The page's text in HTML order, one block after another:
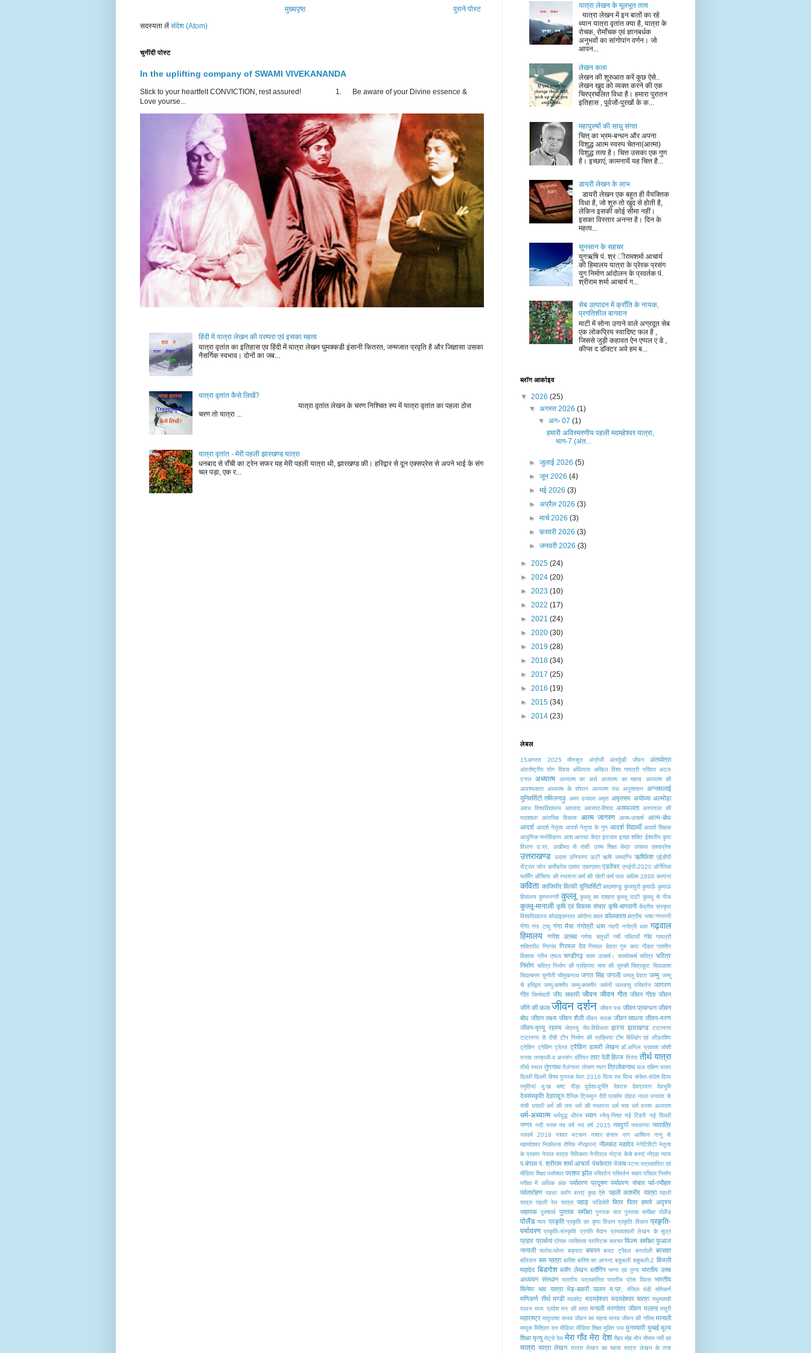
पुराने पोस्ट
मुख्यपृष्ठ
सदस्यता लें संदेश (Atom)
चुनींदी पोस्ट
In the uplifting company of SWAMI VIVEKANANDA
Stick to your heartfelt CONVICTION, rest assured! 1. Be aware of your Divine essence &
Love yourse...
हिंदी में यात्रा लेखन की परम्परा एवं इसका महत्व
यात्रा वृतांत का इतिहास एव हिंदी में यात्रा लेखन घुमक्कडी इंसानी फितरत, जन्मजात प्रवृति है और जिज्ञासा उसका
नैसर्गिक स्वभाव। दोनों का जब...
यात्रा वृतांत कैसे लिखें?
यात्रा वृतांत लेखन के चरण निश्चित रुप में यात्रा वृतांत का पहला ठोस
चरण तो यात्रा ...
यात्रा वृतांत - मेरी पहली झारखण्ड यात्रा
धनबाद से राँची का ट्रेन सफर यह मेरी पहली यात्रा थी, झारखण्ड की। हरिद्वार से दून एक्सप्रेस से अपने भाई के संग
चल पड़ा, एक र...
यात्रा लेखन के मूलभूत तत्व
यात्रा लेखन में इन बातों का रहे
ध्यान यात्रा वृतांत क्या है, यात्रा के
रोचक, रोमाँचक एवं ज्ञानबर्धक
अनुभवों का सांगोपांग वर्णन। जो
आपन...
लेखन कला
लेखन की शुरुआत करें कुछ ऐसे..
लेखन खुद को व्यक्त करने की एक
चिरप्रचलित विधा है। हमारा पुरातन
इतिहास , पूर्वजों-पुरखों के क...
महापुरुषों की साधु संगत
चित्त् का भ्रम-बन्धन और अपना
विशुद्ध आत्म स्वरुप चेतना(आत्मा)
विशुद्ध तत्व है। चित्त उसका एक गुण
है। इच्छाएं, कामनायें यह चित्त है...
डायरी लेखन के लाभ
डायरी लेखन एक बहुत ही वैयक्तिक
विधा है, जो शुरु तो खुद से होती है,
लेकिन इसकी कोई सीमा नहीं।
इसका विस्तार अनन्त है। दिन के
महत्व...
सुनसान के सहचर
युगऋषि पं. श्र ीरामशर्मा आचार्य
की हिमालय यात्रा के प्रेरक प्रसंग
युग निर्माण आंदोलन के प्रवर्तक पं.
श्रीराम शर्मा आचार्य ग...
सेब उत्पादन में क्राँति के नायक,
प्रगतिशील बागवान
माटी में सोना उगाने वाले अग्रदूत सेब
एक लोकप्रिय स्वादिष्ट फल है ,
जिससे जुड़ी कहावत ऐन एप्पल ए डे ,
कीप्स द डॉक्टर अवे हम ब...
ब्लॉग आर्काइव
▼ 2026 (25)
▼अगस्त 2026(1)
▼ अग॰ 07 (1)
हमारी अविस्मरणीय पहली मदमहेश्वर यात्रा,
भाग-7 (अंत...
►जुलाई 2026(5)
►जून 2026(4)
►मई 2026(3)
►अप्रैल 2026(3)
►मार्च 2026(3)
►फ़रवरी 2026(3)
►जनवरी 2026(3)
► 2025 (24)
► 2024 (20)
► 2023 (10)
► 2022 (17)
► 2021 (24)
► 2020 (30)
► 2019 (28)
► 2018 (34)
► 2017 (25)
► 2016 (19)
► 2015 (34)
► 2014 (23)
लेबल
15अगस्त 2025 मौनसून अंग्रेजी अंतर्मुखी जीवन अंतर्यात्रा
अंतर्राष्ट्रीय योग दिवस अंधियारा अखिल विश्व गायत्री परिवार अटल
टनल अध्यात्म अध्यात्म का अर्थ अध्यात्म का महत्व
अध्यात्म की
आवश्यकता अध्यात्म के सोपान अध्यात्म पथ अनुशासन अन्नामलाई
यूनिवर्सिटी तमिलनाड़ु अमर उजाला अमृत अमृतसर अयोध्या अल्मोड़ा
अवध विश्वविद्यालय अवसाद अवसाद-विषाद असफलता अस्पताल की
पाठशाला
आंतरिक विकास आत्म जागरण आत्म-उत्कर्ष
आत्म-बोध
आदर्श आदर्श नेतृत्व आदर्श नेतृत्व के गुण आदर्श विद्यार्थी आदर्श शिक्षक
आधुनिक मनोविज्ञान आश आस्था केंद्र इंतजार इच्छा शक्ति ईश्वरीय कृपा
विधान उ.प्र. उखीमठ से रांसी उच्च शिक्षा केंद्र उत्कल एक्सप्रेस
उत्तराखण्ड उदास उनियाणा ऊटी ऋषि जमदग्नि ऋषिकेश एईडीपी
सेंट्रल जोन क्राँफ्रेस एकांत एकाग्रता एडवेंचर एनईपी-2020 ऑर्गेनिक
फार्मिंग औचित्य की स्थापना कर्म की खेती कर्म फल कल्कि 2898 कल्पना
कविता काजिमीर विल्की यूनिवर्सिटी काठमाण्डू कुंजापुरी कुमाऊँ कुमाऊं
हिमालय कुम्भनगरी कुल्लू कुल्लू का दशहरा कुल्लू घाटी कुल्लू से पीज
कुल्लू-मानाली कृषि एवं विकास संचार कृषि-बागवानी केंद्रीय संस्कृत
विश्वविद्यालय कोडाइकनाल कोरोना काल कोलकाता क्षेत्रीय भाषा गंगनानी
गंगा गंगा टापू गंगा मैया गंगोत्री धाम गंदगी गगोत्री धाम गढ़वाल
हिमालय
गणेश उत्सव गणेश चतुर्थी गर्मी गल्तियाँ गांव
गायत्री
शक्तिपीठ गिरगांव गिरमल देव गिरमल देवता गुरु कपा गौंडार ग्रामीण
विकास ग्रीन एप्पल चण्डीगढ़ चरम उत्कर्ष। चरमोत्कर्ष चरित्र चरित्र
निर्माण चरित्र निर्माण की प्रक्रिया चाय की चुस्की चित्रकूट चिदाकाश
चिदाम्बरम चुनौती चौमुखनाथ जगत सिंह जंगली जमलू देवता जम्मु जम्मु
से हरिद्वार जम्मु-कश्मीर जम्मु-काश्मीर जर्मनी जलवायु परिवर्तन जागरण
गीत जिम्मेदारी जीप सफारी जीवन जीवन गीत जीवन गीता जीवन
जीने की कला जीवन दर्शन जीवन पथ जीवन प्रबन्धन जीवन
बोध जीवन लक्ष्य जीवन शैली जीवन सवक जीवन साधना जीवन-मरण
जीवन-मृत्यु रहस्य जेएनयू जैव-विविधता झरना झारखण्ड टाटानगर
टाटानगर से राँची टीन निर्माण की प्रक्रिया टीम बिल्डिंग एवं लीड़रशिप
ट्रेकिंग ट्रेकिंग ट्रेल्ज ट्रैकिंग डायरी लेखन डॉ.अनिल प्रकाश जोशी
तनाव तान्हाजी-द अनसंग वॉरियर तारा देवी हिल्ज तिरंगा तीर्थ यात्रा
तीर्थ स्थल तुंगनाथ तैलंगाना तोरूण त्याग त्रिलोकनाथ थल दक्षिण भारत
दिल्ली दिल्ली विश्व पुस्तक मेला 2016 दिव्य रथ दिव्य संकेत-संदेश दिव्य
स्मृतियां
दुःख कष्ट पीड़ा दुर्दशा-दुर्गति देवतरु देवप्रयाग देवभूमि
देवसंस्कृति देहरादून दैनिक ट्रिब्यून दैवी प्रकोप दोहरा नाला धनवाद से
रांची धराली धर्म की जय धर्म की स्थापना धर्म भाव धर्म वनाम अध्यात्म
धर्म-अध्यात्म धर्मयुद्ध धीरज ध्यान ध्येयृ-निष्ठा नई टिहरी नई दिल्ली
नग्गर नदी नरक नव वर्ष नव वर्ष 2015 नवदुर्गा नवधान्या नवरात्रि
नववर्ष 2019 नश्वर भटकन नश्वर संसार नाग आश्विन
नानू से
महमदेश्वर निकोलस रोरिक नीरझरना नीलकंठ महादेव नेगेटिविटी नेतृत्व
के प्रकार नेपाल यात्रा नैतिकता नैनीताल नोट्स कैसे बनाएं नोेएडा न्याय
प.बंगाल पं. श्रीराम शर्मा आचार्य पंचकेदार पंजाब पटना पत्रकारिता एवं
मीडिया शिक्षा परमेश्वर पराशर झील परिवर्तन परिवर्तन चक्र परिवार निर्माण
परीक्षा में अधिक अंक पर्यावरण प्रदूषण पर्यावरण संचार पर्व-त्यौहार
पर्वतारोहण पहला ब्लॉग बनाएं कुछ ऐसे पहली काश्मीर यात्रा पहली
यात्रा पहली रेल यात्रा पहाड़ पांडिचेरी पितर पितर हमारे अदृश्य
सहायक पुरुषार्थ पुस्तक समीक्षा पुस्तक सार पु्स्तक समीक्षा पोलैंंड
पोलैंड प्यार प्रकृति प्रकृति का कृपा विधान प्रकृति विधान प्रकृति-
पर्यावरण प्रकृति-संस्कृति प्रगति मैदान प्रभावशाली लेखन के सुत्र
प्रहार प्रार्थना प्रेरक व्यक्तित्व प्लास्टिक क्लचर फिल्म समीक्षा फुआल
नानाजी फ्लोरा-फोना बक्रता बचपन बजट ट्रैवल बनतोली बरसात
बलिदान बस यात्रा बारिश बारिश का आनन्द बाहुबली बाहुबली-2 बिजली
महादेव बिडगोश ब्लॉग लेखन ब्लॉगिंग भाग्य एवं पुण्य भारतीय उच्च
अध्ययन संस्थान भारतीय पत्रकारिता भारतीय प्रेस दिवस भारतीय
सिनेमा भाव यात्रा भेड़-बकरी पालन म.प्र. मंजिल मंडी मणिकर्ण
मणिकर्ण तीर्थ मण्डी मदकोट मदमहेश्वर मदमहेश्वर यात्रा मधुमक्खी
पालन मध्य प्रदेश मन की माया मनाली मरणोतर जीवन मलाना मसूरी
महाराष्ट्र मातृभाषा मानव जीवन का महत्व मानव जीवन की गरिमा मानाली
मायूस मिश्रित वन मीडिया मीडिया शिक्षा मुक्ति पथ मुनस्यारी मुम्बई मूल्य
शिक्षा मृत्यु मेट्रो रेल मेरा गाँव मेरा देश मैहर मोह मौन मौसम गर्मी का
यात्रा यात्रा लेखन यात्रा लेखन का महत्व यात्रा लेखन के तत्व